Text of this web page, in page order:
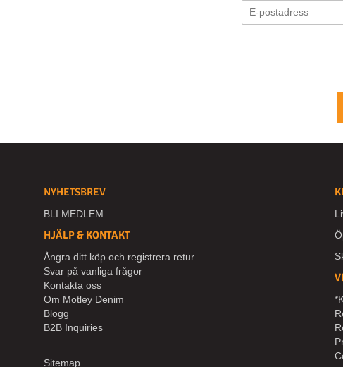
NYHETSBREV
BLI MEDLEM
HJÄLP & KONTAKT
Ångra ditt köp och registrera retur
Svar på vanliga frågor
Kontakta oss
Om Motley Denim
Blogg
B2B Inquiries
Sitemap